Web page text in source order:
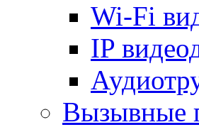
Wi-Fi
IP
Вызывные